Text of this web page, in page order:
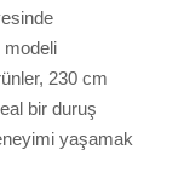
modeli
230 cm
bir duruş
yaşamak